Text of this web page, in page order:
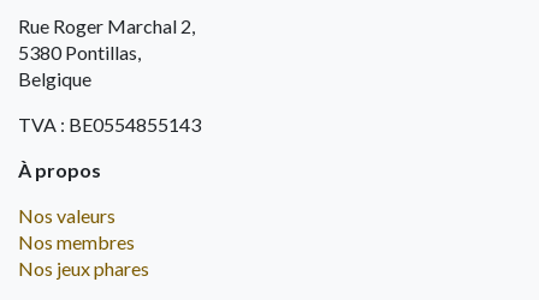
Rue Roger Marchal 2,
5380 Pontillas,
Belgique
TVA : BE0554855143
À propos
Nos valeurs
Nos membres
Nos jeux phares